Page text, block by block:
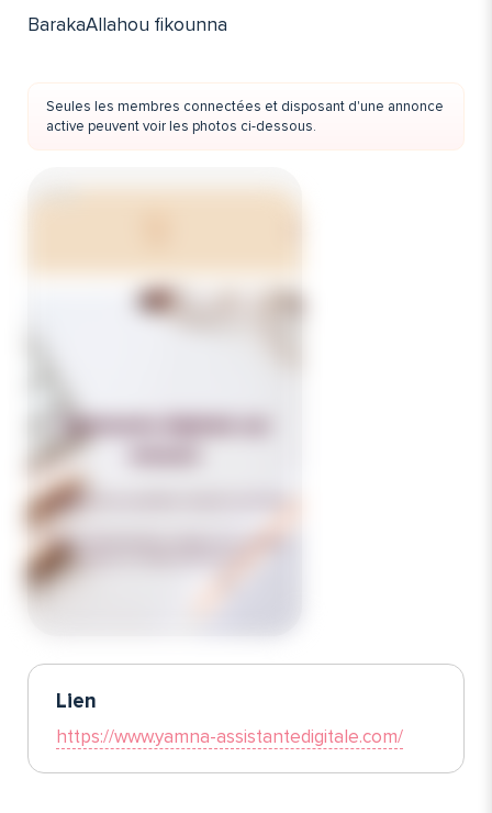
BarakaAllahou fikounna
Seules les membres connectées et disposant d'une annonce
active peuvent voir les photos ci-dessous.
Lien
https://www.yamna-assistantedigitale.com/